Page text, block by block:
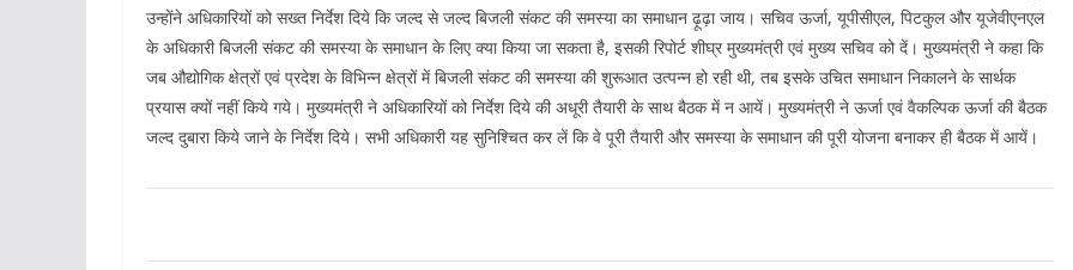
उन्होंने अधिकारियों को सख्त निर्देश दिये कि जल्द से जल्द बिजली संकट की समस्या का समाधान ढ़ूढ़ा जाय। सचिव ऊर्जा, यूपीसीएल, पिटकुल और यूजेवीएनएल
के अधिकारी बिजली संकट की समस्या के समाधान के लिए क्या किया जा सकता है, इसकी रिपोर्ट शीघ्र मुख्यमंत्री एवं मुख्य सचिव को दें। मुख्यमंत्री ने कहा कि
जब औद्योगिक क्षेत्रों एवं प्रदेश के विभिन्न क्षेत्रों में बिजली संकट की समस्या की शुरूआत उत्पन्न हो रही थी, तब इसके उचित समाधान निकालने के सार्थक
प्रयास क्यों नहीं किये गये। मुख्यमंत्री ने अधिकारियों को निर्देश दिये की अधूरी तैयारी के साथ बैठक में न आयें। मुख्यमंत्री ने ऊर्जा एवं वैकल्पिक ऊर्जा की बैठक
जल्द दुबारा किये जाने के निर्देश दिये। सभी अधिकारी यह सुनिश्चित कर लें कि वे पूरी तैयारी और समस्या के समाधान की पूरी योजना बनाकर ही बैठक में आयें।